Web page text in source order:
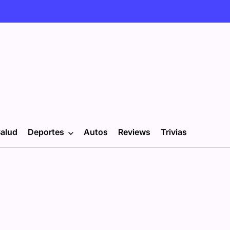
Deportes Autos Reviews Trivias